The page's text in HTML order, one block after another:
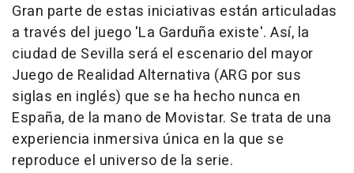
Gran parte de estas iniciativas están articuladas
a través del juego 'La Garduña existe'. Así, la
ciudad de Sevilla será el escenario del mayor
Juego de Realidad Alternativa (ARG por sus
siglas en inglés) que se ha hecho nunca en
España, de la mano de Movistar. Se trata de una
experiencia inmersiva única en la que se
reproduce el universo de la serie.